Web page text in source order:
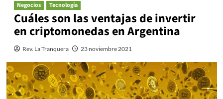
Negocios Tecnología
Cuáles son las ventajas de invertir
en criptomonedas en Argentina
Rev. La Tranquera 23 noviembre 2021